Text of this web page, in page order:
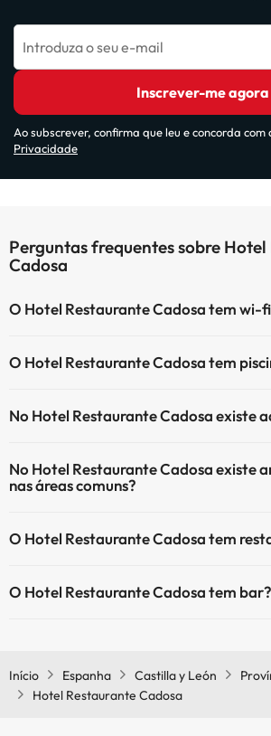
Introduza o seu e-mail
Inscrever-me agora
Ao subscrever, confirma que leu e concorda com
Privacidade
Perguntas frequentes sobre
Cadosa
O Hotel Restaurante Cadosa tem wi-
O Hotel Restaurante Cadosa tem
adicional). Aqui tem mais info sobre a piscina
No Hotel Restaurante Cadosa existe
comuns.
No Hotel Restaurante Cadosa existe
nas áreas comuns?
comuns.
O Hotel Restaurante Cadosa tem
O Hotel Restaurante Cadosa tem bar?
Início Espanha Castilla y León
Hotel Restaurante Cadosa